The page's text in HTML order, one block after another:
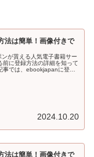
法は簡単！画像付きで
が貰える人気電子書籍サー
に登録方法の詳細を知って
事では、ebookjapanに登録
2024.10.20
法は簡単！画像付きで